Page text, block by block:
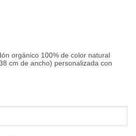
orgánico 100% de color natural
cm de ancho) personalizada con